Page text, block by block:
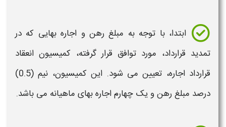
ابتدا، با توجه به مبلغ رهن و اجارهبهایی که در
تمدید قرارداد، مورد توافق قرار گرفته، کمیسیون انعقاد
قرارداد اجاره
، تعیین می شود. این کمیسیون، نیم (0.5)
درصد مبلغ رهن و یک چهارماجارهبهای ماهیانه می باشد.